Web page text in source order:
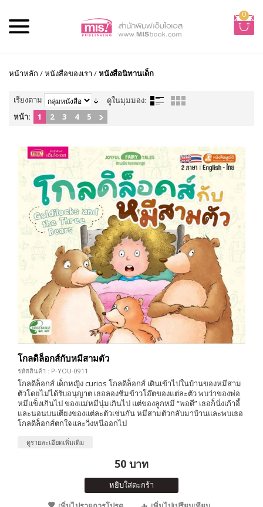
0
หน้าหลัก /หนังสือของเรา /หนังสือนิทานเด็ก
เรียงตาม
ดูในมุมมอง:
หน้า:
1 2 3 4 5
โกลดิล็อกส์กับหมีสามตัว
รหัสสินค้า : P-YOU-0911
โกลดิล็อกส์ เด็กหญิง curios โกลดิล็อกส์ เดินเข้าไปในบ้านของหมีสาม
ตัวโดยไม่ได้รับอนุญาต เธอลองชิมข้าวโอ๊ตของแต่ละตัว พบว่าของพ่อ
หมีแข็งเกินไป ของแม่หมีนุ่มเกินไป แต่ของลูกหมี “พอดี” เธอก็นั่งเก้าอี้
และนอนบนเตียงของแต่ละตัวเช่นกัน หมีสามตัวกลับมาบ้านและพบเธอ
โกลดิล็อกส์ตกใจและวิ่งหนีออกไป
ดูรายละเอียดเพิ่มเติม
50 บาท
หยิบใส่ตะกร้า